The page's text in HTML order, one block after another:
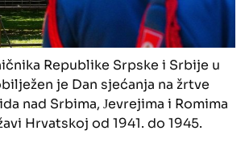
Republike Srpske i Srbije u
je Dan sjećanja na žrtve
nad Srbima, Јevrejima i Romima
Hrvatskoj od 1941. do 1945.